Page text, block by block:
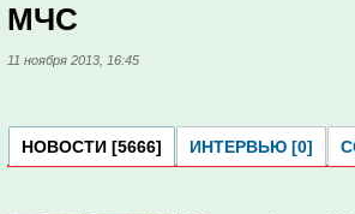
МЧС
11 ноября 2013, 16:45
НОВОСТИ [5666] ИНТЕРВЬЮ [0]